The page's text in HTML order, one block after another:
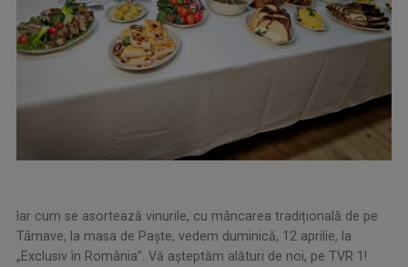
Iar cum se asortează vinurile, cu mâncarea tradițională de pe
Târnave, la masa de Paște, vedem duminică, 12 aprilie, la
„Exclusiv în România”. Vă aşteptăm alături de noi, pe TVR 1!